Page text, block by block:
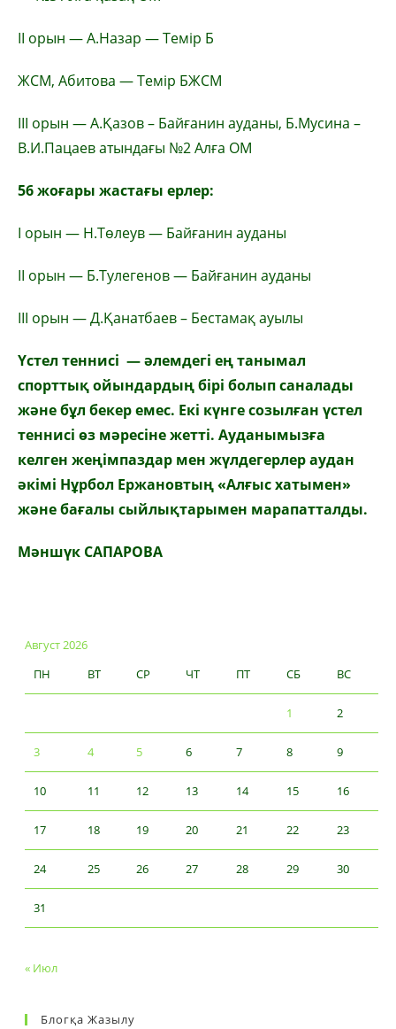
ІІ орын — А.Назар — Темір Б
ЖСМ, Абитова — Темір БЖСМ
ІІІ орын — А.Қазов – Байғанин ауданы, Б.Мусина –
В.И.Пацаев атындағы №2 Алға ОМ
56 жоғары жастағы ерлер:
І орын — Н.Төлеув — Байғанин ауданы
ІІ орын — Б.Тулегенов — Байғанин ауданы
ІІІ орын — Д.Қанатбаев – Бестамақ ауылы
Үстел теннисі — әлемдегі ең танымал
спорттық ойындардың бірі болып саналады
және бұл бекер емес. Екі күнге созылған үстел
теннисі өз мәресіне жетті. Ауданымызға
келген жеңімпаздар мен жүлдегерлер аудан
әкімі Нұрбол Ержановтың «Алғыс хатымен»
және бағалы сыйлықтарымен марапатталды.
Мәншүк САПАРОВА
Август 2026
ПН
ВТ СР ЧТ ПТ СБ ВС
1 2
3 4 5 6 7 8 9
10 11 12 13 14 15 16
17 18 19 20 21 22 23
24 25 26 27 28 29 30
31
« Июл
Блогқа Жазылу